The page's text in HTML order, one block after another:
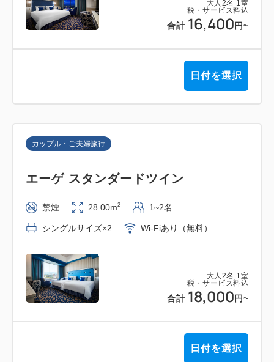
大人 2名 1室
税・サービス料込
合計 16,400 円~
日付を選択
大人 2名 1室
税・サービス料込
合計 18,000 円~
カップル・ご夫婦旅行
エーゲ スタンダードツイン
禁煙 28.00m2 1~2名
シングルサイズ×2 Wi-Fiあり（無料）
日付を選択